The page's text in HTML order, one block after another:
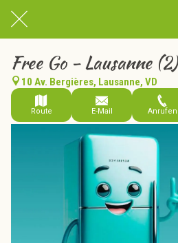
Free Go - Lausanne (2)
10 Av. Bergières, Lausanne, VD
Route E-Mail Anrufen